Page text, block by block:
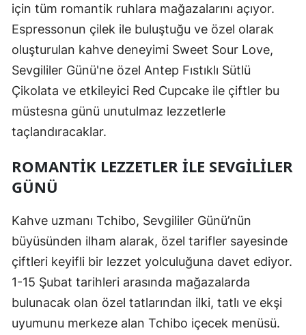
için tüm romantik ruhlara mağazalarını açıyor.
Espressonun çilek ile buluştuğu ve özel olarak
oluşturulan kahve deneyimi Sweet Sour Love,
Sevgililer Günü'ne özel Antep Fıstıklı Sütlü
Çikolata ve etkileyici Red Cupcake ile çiftler bu
müstesna günü unutulmaz lezzetlerle
taçlandıracaklar.
ROMANTIK LEZZETLER ILE SEVGILILER
GÜNÜ
Kahve uzmanı Tchibo, Sevgililer Günü’nün
büyüsünden ilham alarak, özel tarifler sayesinde
çiftleri keyifli bir lezzet yolculuğuna davet ediyor.
1-15 Şubat tarihleri arasında mağazalarda
bulunacak olan özel tatlarından ilki, tatlı ve ekşi
uyumunu merkeze alan Tchibo içecek menüsü.